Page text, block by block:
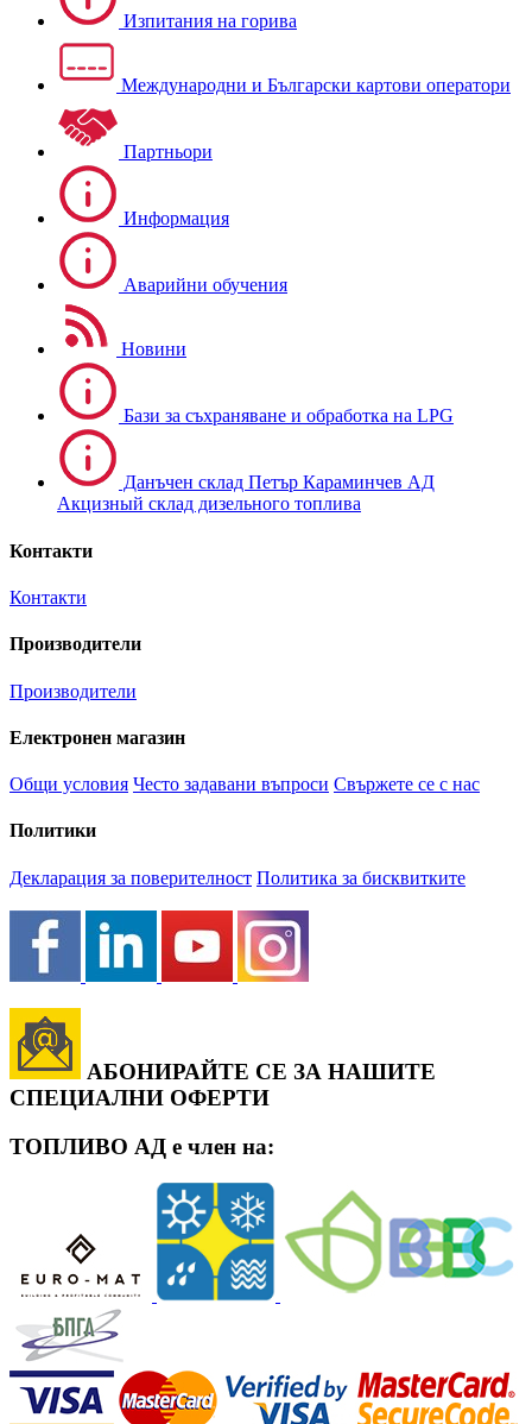
Изпитания на горива
Международни и Български картови оператори
Партньори
Информация
Аварийни обучения
Новини
Бази за съхраняване и обработка на LPG
Данъчен склад Петър Караминчев АД
Акцизный склад дизельного топлива
Контакти
Контакти
Производители
Производители
Електронен магазин
Общи условия Често задавани въпроси Свържете се с нас
Политики
Декларация за поверителност Политика за бисквитките
АБОНИРАЙТЕ СЕ ЗА НАШИТЕ
СПЕЦИАЛНИ ОФЕРТИ
ТОПЛИВО АД е член на: